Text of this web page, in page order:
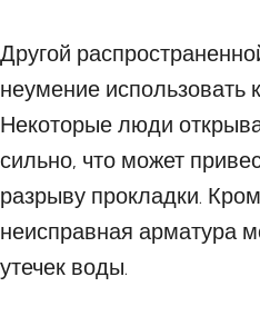
Другой
неумение использовать
Некоторые люди
сильно, что может
разрыву прокладки.
неисправная арматура
утечек воды.